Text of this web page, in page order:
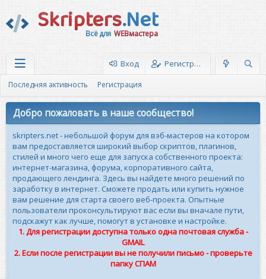
Skripters.Net
Всё для WEBмастера
Вход Регистрация
Последняя активность Регистрация
Добро пожаловать в наше сообщество!
skripters.net - небольшой форум для вэб-мастеров на котором
вам предоставляется широкий выбор скриптов, плагинов,
стилей и много чего еще для запуска собственного проекта:
интернет-магазина, форума, корпоративного сайта,
продающего лендинга. Здесь вы найдете много решений по
заработку в интернет. Сможете продать или купить нужное
вам решение для старта своего веб-проекта. Опытные
пользователи проконсультируют вас если вы вначале пути,
подскажут как лучше, помогут в установке и настройке.
1. Для регистрации доступна только одна почтовая служба -
GMAIL
2. Если после регистрации вы не получили письмо - проверьте
папку СПАМ